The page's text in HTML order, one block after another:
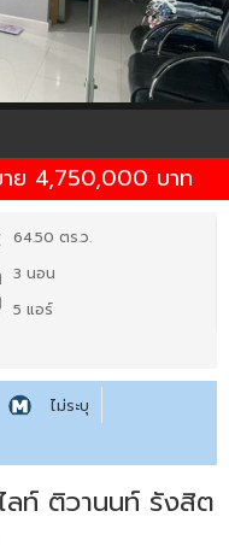
ย 4,750,000 บาท
64.50 ตร.ว.
3 นอน
5 แอร์
ไม่ระบุ
ลท์ ติวานนท์ รังสิต